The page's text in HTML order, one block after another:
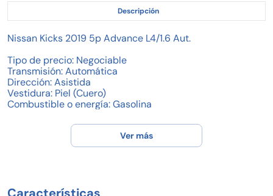
Descripción
Nissan Kicks 2019 5p Advance L4/1.6 Aut.
Tipo de precio: Negociable
Transmisión: Automática
Dirección: Asistida
Vestidura: Piel (Cuero)
Combustible o energía: Gasolina
Condición: Usado
Color interior: Negro
Pasajeros: 5
Ver más
Características